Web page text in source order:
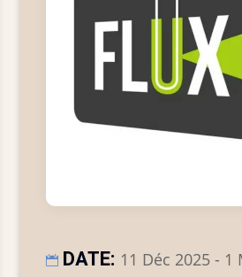
DATE: 11 Déc 2025 - 1